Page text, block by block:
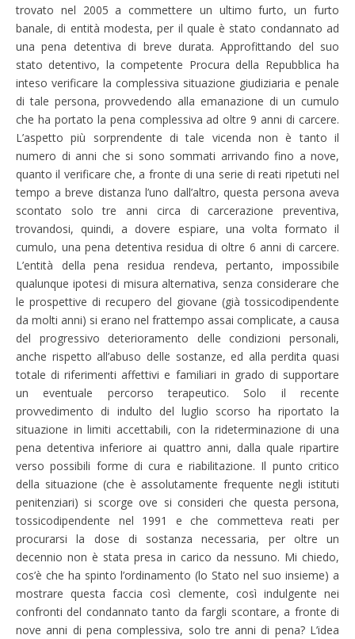
trovato nel 2005 a commettere un ultimo furto, un furto
banale, di entità modesta, per il quale è stato condannato ad
una pena detentiva di breve durata. Approfittando del suo
stato detentivo, la competente Procura della Repubblica ha
inteso verificare la complessiva situazione giudiziaria e penale
di tale persona, provvedendo alla emanazione di un cumulo
che ha portato la pena complessiva ad oltre 9 anni di carcere.
L’aspetto più sorprendente di tale vicenda non è tanto il
numero di anni che si sono sommati arrivando fino a nove,
quanto il verificare che, a fronte di una serie di reati ripetuti nel
tempo a breve distanza l’uno dall’altro, questa persona aveva
scontato solo tre anni circa di carcerazione preventiva,
trovandosi, quindi, a dovere espiare, una volta formato il
cumulo, una pena detentiva residua di oltre 6 anni di carcere.
L’entità della pena residua rendeva, pertanto, impossibile
qualunque ipotesi di misura alternativa, senza considerare che
le prospettive di recupero del giovane (già tossicodipendente
da molti anni) si erano nel frattempo assai complicate, a causa
del progressivo deterioramento delle condizioni personali,
anche rispetto all’abuso delle sostanze, ed alla perdita quasi
totale di riferimenti affettivi e familiari in grado di supportare
un eventuale percorso terapeutico. Solo il recente
provvedimento di indulto del luglio scorso ha riportato la
situazione in limiti accettabili, con la rideterminazione di una
pena detentiva inferiore ai quattro anni, dalla quale ripartire
verso possibili forme di cura e riabilitazione. Il punto critico
della situazione (che è assolutamente frequente negli istituti
penitenziari) si scorge ove si consideri che questa persona,
tossicodipendente nel 1991 e che commetteva reati per
procurarsi la dose di sostanza necessaria, per oltre un
decennio non è stata presa in carico da nessuno. Mi chiedo,
cos’è che ha spinto l’ordinamento (lo Stato nel suo insieme) a
mostrare questa faccia così clemente, così indulgente nei
confronti del condannato tanto da fargli scontare, a fronte di
nove anni di pena complessiva, solo tre anni di pena? L’idea